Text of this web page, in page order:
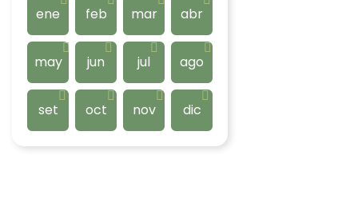
ene feb mar abr
may jun jul ago
set oct nov dic